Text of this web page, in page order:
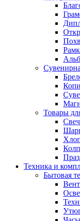
Товары
Техника и
Бытовая